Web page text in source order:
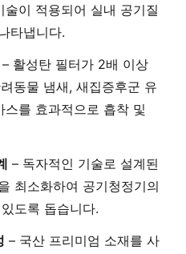
술이 적용되어 실내 공기질
타냅니다.
– 활성탄 필터가 2배 이상
동물 냄새, 새집증후군 유
를 효과적으로 흡착 및
– 독자적인 기술로 설계된
최소화하여 공기청정기의
도록 돕습니다.
– 국산 프리미엄 소재를 사